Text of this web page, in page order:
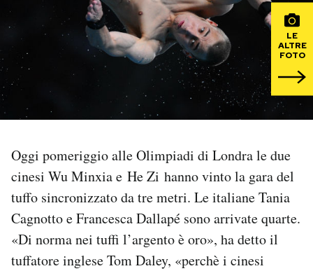
Economia
Sport
Altrecose
Mondiali calcio 2026
PODCAST
I MIEI PREFERITI
SHOP
LE
ALTRE
FOTO
Oggi pomeriggio alle Olimpiadi di Londra le due
cinesi Wu Minxia e He Zi hanno vinto la gara del
tuffo sincronizzato da tre metri. Le italiane Tania
Cagnotto e Francesca Dallapé sono arrivate quarte.
«Di norma nei tuffi l’argento è oro», ha detto il
tuffatore inglese Tom Daley, «perchè i cinesi